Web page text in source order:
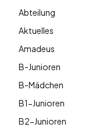
Abteilung
Aktuelles
Amadeus
B-Junioren
B-Mädchen
B1-Junioren
B2-Junioren